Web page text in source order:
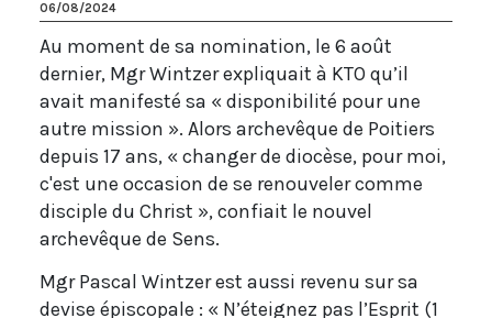
06/08/2024
Au moment de sa nomination, le 6 août
dernier, Mgr Wintzer expliquait à KTO qu’il
avait manifesté sa « disponibilité pour une
autre mission ». Alors archevêque de Poitiers
depuis 17 ans, « changer de diocèse, pour moi,
c'est une occasion de se renouveler comme
disciple du Christ », confiait le nouvel
archevêque de Sens.
Mgr Pascal Wintzer est aussi revenu sur sa
devise épiscopale : « N’éteignez pas l’Esprit (1